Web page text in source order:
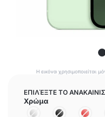
Η εικόνα χρησιμοποιείται
ΕΠΙΛΈΞΤΕ ΤΟ
Χρώμα